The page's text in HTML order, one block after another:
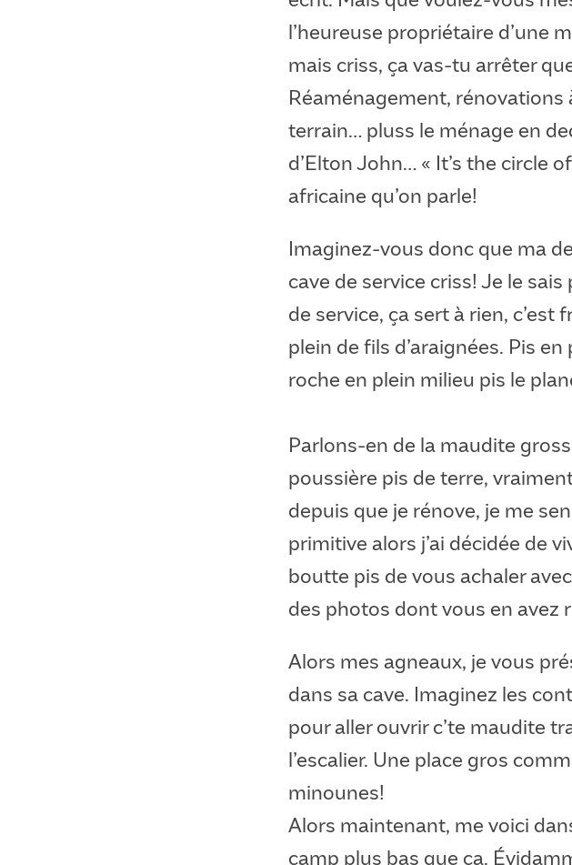
l’heureuse propriétaire d’une
mais criss, ça vas-tu arrêter
Réaménagement, rénovations
terrain… pluss le ménage en
d’Elton John… « It’s the circle
africaine qu’on parle!
Imaginez-vous donc que ma
cave de service criss! Je le
de service, ça sert à rien, c’est
plein de fils d’araignées. Pis
roche en plein milieu pis le
Parlons-en de la maudite
poussière pis de terre,
depuis que je rénove, je me
primitive alors j’ai décidée de
boutte pis de vous achaler
des photos dont vous en avez
Alors mes agneaux, je vous
dans sa cave. Imaginez les
pour aller ouvrir c’te maudite
l’escalier. Une place gros
minounes!
Alors maintenant, me voici
camp plus bas que ça.